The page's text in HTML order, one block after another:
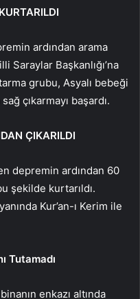
ardından arama
Saraylar Başkanlığı’na
grubu, Asyalı bebeği
çıkarmayı başardı.
ÇIKARILDI
depremin ardından 60
şekilde kurtarıldı.
Kur’an-ı Kerim ile
Tutamadı
enkazı altında